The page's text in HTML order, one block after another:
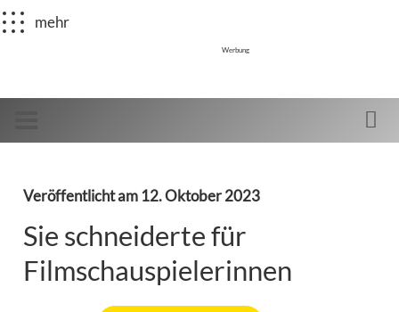
mehr
Werbung
Veröffentlicht am 12. Oktober 2023
Sie schneiderte für
Filmschauspielerinnen